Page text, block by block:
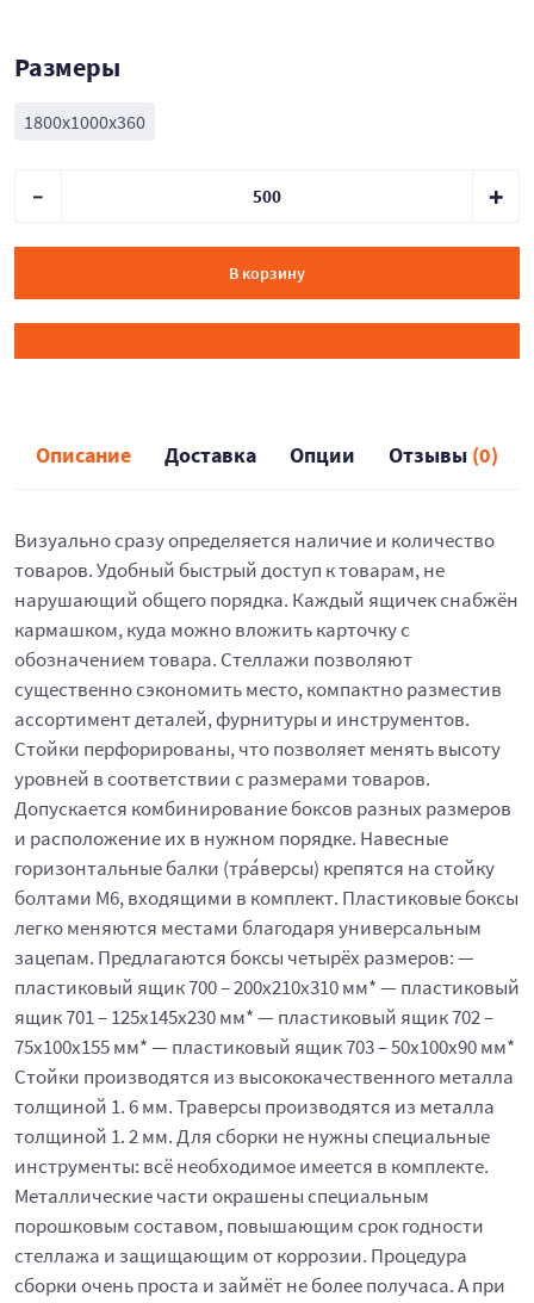
Размеры
1800x1000x360
В корзину
Описание Доставка Опции Отзывы (0)
Визуально сразу определяется наличие и количество
товаров. Удобный быстрый доступ к товарам, не
нарушающий общего порядка. Каждый ящичек снабжён
кармашком, куда можно вложить карточку с
обозначением товара. Стеллажи позволяют
существенно сэкономить место, компактно разместив
ассортимент деталей, фурнитуры и инструментов.
Стойки перфорированы, что позволяет менять высоту
уровней в соответствии с размерами товаров.
Допускается комбинирование боксов разных размеров
и расположение их в нужном порядке. Навесные
горизонтальные балки (тра́версы) крепятся на стойку
болтами М6, входящими в комплект. Пластиковые боксы
легко меняются местами благодаря универсальным
зацепам. Предлагаются боксы четырёх размеров: —
пластиковый ящик 700 – 200x210x310 мм* — пластиковый
ящик 701 – 125x145x230 мм* — пластиковый ящик 702 –
75x100x155 мм* — пластиковый ящик 703 – 50x100x90 мм*
Стойки производятся из высококачественного металла
толщиной 1. 6 мм. Траверсы производятся из металла
толщиной 1. 2 мм. Для сборки не нужны специальные
инструменты: всё необходимое имеется в комплекте.
Металлические части окрашены специальным
порошковым составом, повышающим срок годности
стеллажа и защищающим от коррозии. Процедура
сборки очень проста и займёт не более получаса. А при